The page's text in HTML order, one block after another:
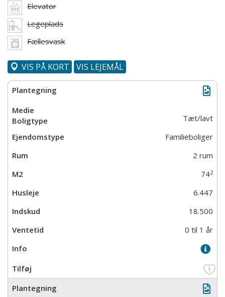
Elevator
Legeplads
Fællesvask
VIS PÅ KORT VIS LEJEMÅL
Tæt/lavt
Familieboliger
2 rum
742
6.447
18.500
0 til 1 år